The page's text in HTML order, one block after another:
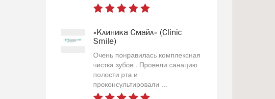
«Клиника Смайл» (Clinic
Smile)
Очень понравилась комплексная
чистка зубов . Провели санацию
полости рта и
проконсультировали ...